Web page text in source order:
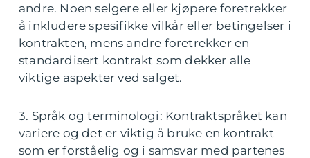
andre. Noen selgere eller kjøpere foretrekker
å inkludere spesifikke vilkår eller betingelser i
kontrakten, mens andre foretrekker en
standardisert kontrakt som dekker alle
viktige aspekter ved salget.
3. Språk og terminologi: Kontraktspråket kan
variere og det er viktig å bruke en kontrakt
som er forståelig og i samsvar med partenes